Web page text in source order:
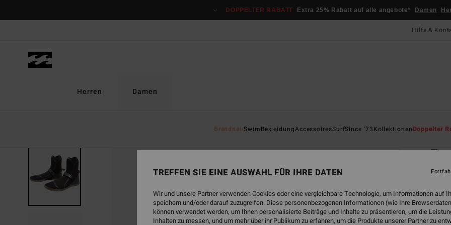
DOPPELTER RABATT Extra 25% Rabatt auf alle angebote* Damen
Hilfe &
Herren Damen
BrandneuSwimBekleidungAccessoiresSurfSince '73KollektionenDoppelter
ECO-
CHF
TREFFEN SIE EINE AUSWAHL FÜR IHRE DATEN
Wir und unsere Partner verwenden Cookies oder eine vergleichbare Technologie, um Informationen auf
speichern und/oder darauf zuzugreifen. Diese personenbezogenen Informationen (wie Ihre
können verwendet werden, um Ihnen personalisierte Beiträge und Inhalte zu präsentieren, um die
Inhalten zu messen, und um mehr über ihr Publikum zu erfahren, um die Produkte unserer Partner zu